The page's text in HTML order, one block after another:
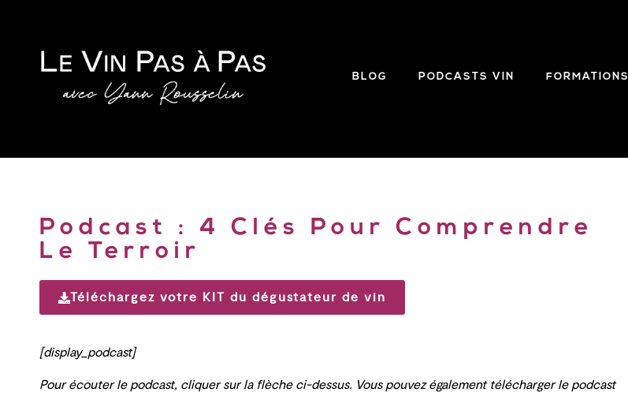
BLOG PODCASTS VIN FORMATIONS
Podcast : 4 Clés Pour Comprendre
Le Terroir
Téléchargez votre KIT du dégustateur de vin
[display_podcast]
Pour écouter le podcast, cliquer sur la flèche ci-dessus. Vous pouvez également télécharger le podcast